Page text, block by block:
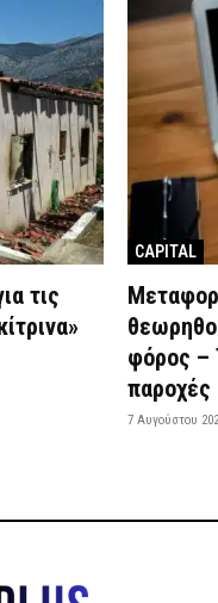
τις
CAPITAL
φόρος –
παροχές
7 Αυγούστου